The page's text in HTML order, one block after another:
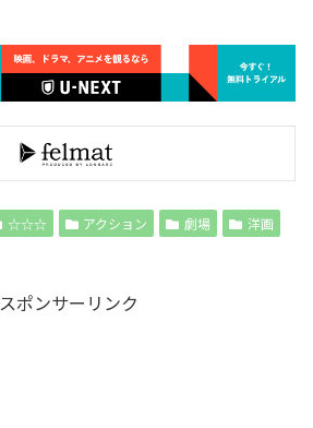
☆☆☆ アクション 劇場
洋画
スポンサーリンク